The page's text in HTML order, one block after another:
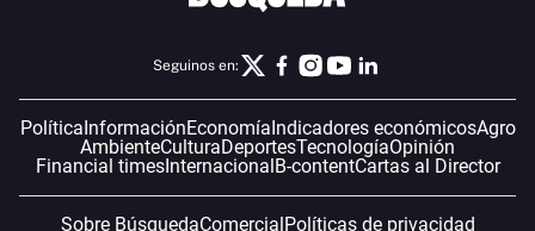
Seguinos en:
PolíticaInformaciónEconomíaIndicadores económicosAgro
AmbienteCulturaDeportesTecnologíaOpinión
Financial timesInternacionalB-contentCartas al Director
Sobre BúsquedaComercialPolíticas de privacidad